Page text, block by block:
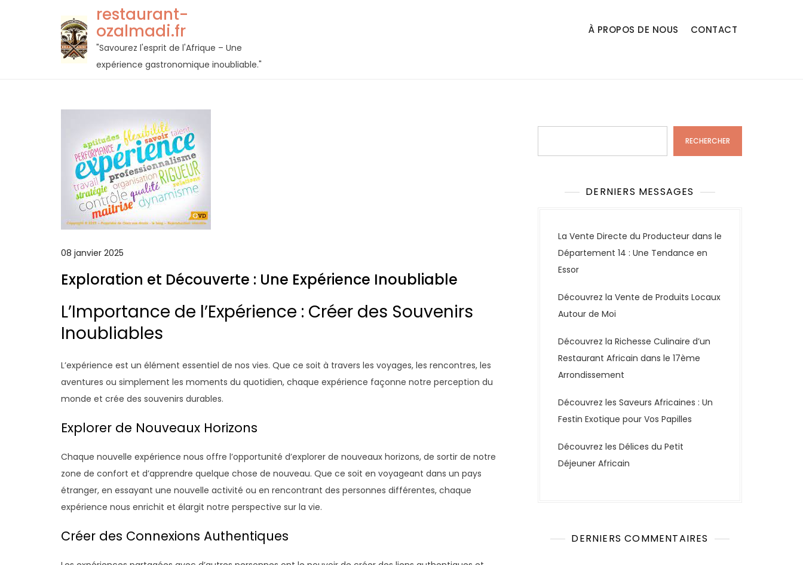
restaurant-
ozalmadi.fr
"Savourez l'esprit de l'Afrique – Une
expérience gastronomique inoubliable."
À PROPOS DE NOUS CONTACT
08 janvier 2025
Exploration et Découverte : Une Expérience Inoubliable
L’Importance de l’Expérience : Créer des Souvenirs
Inoubliables
L’expérience est un élément essentiel de nos vies. Que ce soit à travers les voyages, les rencontres, les
aventures ou simplement les moments du quotidien, chaque expérience façonne notre perception du
monde et crée des souvenirs durables.
Explorer de Nouveaux Horizons
Chaque nouvelle expérience nous offre l’opportunité d’explorer de nouveaux horizons, de sortir de notre
zone de confort et d’apprendre quelque chose de nouveau. Que ce soit en voyageant dans un pays
étranger, en essayant une nouvelle activité ou en rencontrant des personnes différentes, chaque
expérience nous enrichit et élargit notre perspective sur la vie.
Créer des Connexions Authentiques
RECHERCHER
DERNIERS MESSAGES
La Vente Directe du Producteur dans le
Département 14 : Une Tendance en
Essor
Découvrez la Vente de Produits Locaux
Autour de Moi
Découvrez la Richesse Culinaire d’un
Restaurant Africain dans le 17ème
Arrondissement
Découvrez les Saveurs Africaines : Un
Festin Exotique pour Vos Papilles
Découvrez les Délices du Petit
Déjeuner Africain
DERNIERS COMMENTAIRES